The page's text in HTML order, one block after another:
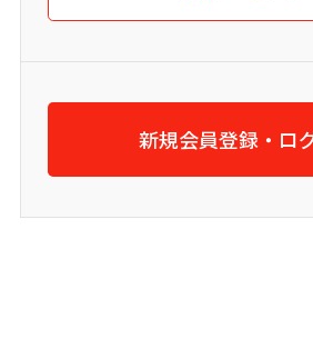
新規会員登録・ロ